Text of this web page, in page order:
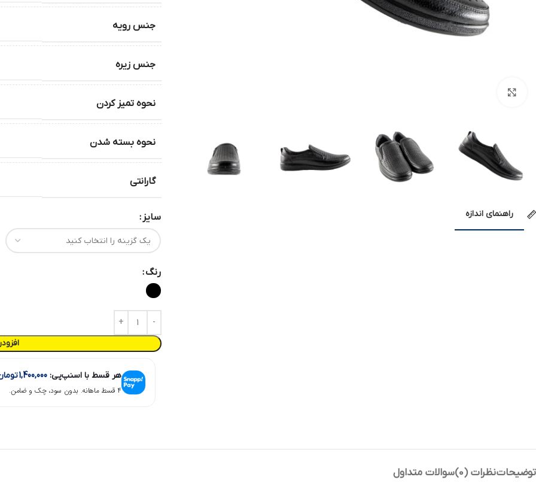
راهنمای اندازه
جنس رویه
جنس زیره
نحوه تمیز کردن
نحوه بسته شدن
گارانتی
سایز
رنگ
هر قسط با اسنپ‌پی: 1,400,000
۴ قسط ماهانه. بدون سود، چک و ضامن.
توضیحاتنظرات (0) سوالات متداول